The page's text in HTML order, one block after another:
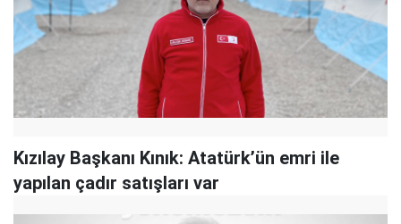
Kızılay Başkanı Kınık: Atatürk’ün emri ile
yapılan çadır satışları var